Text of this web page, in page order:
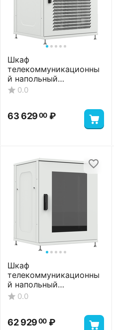
Шкаф
телекоммуникационны
й напольный
ШТНП-22U-800-1000-
0.0
63 62900 ₽
Шкаф
телекоммуникационны
й напольный
ШТНП-22U-800-1000-С-
0.0
62 92900 ₽